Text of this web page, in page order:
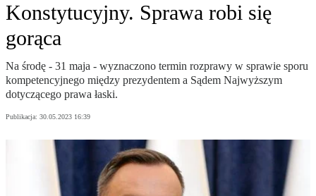
Konstytucyjny. Sprawa robi się
gorąca
Na środę - 31 maja - wyznaczono termin rozprawy w sprawie sporu
kompetencyjnego między prezydentem a Sądem Najwyższym
dotyczącego prawa łaski.
Publikacja: 30.05.2023 16:39